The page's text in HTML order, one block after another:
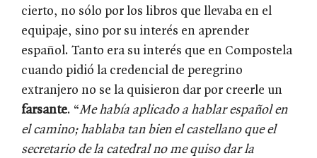
cierto, no sólo por los libros que llevaba en el
equipaje, sino por su interés en aprender
español. Tanto era su interés que en Compostela
cuando pidió la credencial de peregrino
extranjero no se la quisieron dar por creerle un
farsante. “Me había aplicado a hablar español en
el camino; hablaba tan bien el castellano que el
secretario de la catedral no me quiso dar la